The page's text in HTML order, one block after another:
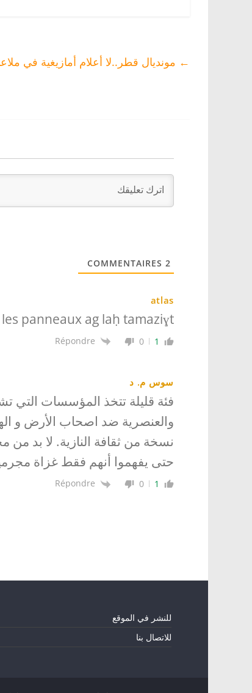
← مونديال قطر..لا أعلام أمازيغية في
2
atlas
panneaux ag laḥ tamaziɣt
1
0
Répondre
سوس م. د
فئة قليلة تتخذ المؤسسات التي
والعنصرية ضد اصحاب الأرض و
نسخة من ثقافة النازية. لا بد من
حتى يفهموا أنهم فقط غزاة
1
0
Répondre
للنشر في الموقع
للاتصال بنا